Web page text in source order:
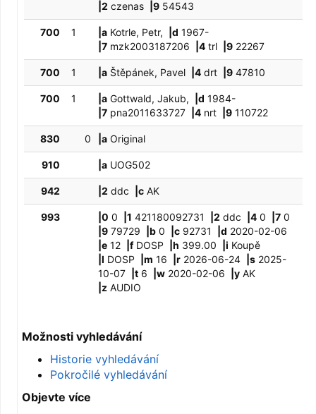
|2 czenas |9 54543
700 1 |a Kotrle, Petr, |d 1967-
|7 mzk2003187206 |4 trl |9 22267
700 1 |a Štěpánek, Pavel |4 drt |9 47810
700 1 |a Gottwald, Jakub, |d 1984-
|7 pna2011633727 |4 nrt |9 110722
830 0 |a Original
910 |a UOG502
942 |2 ddc |c AK
993 |0 0 |1 421180092731 |2 ddc |4 0 |7 0
|9 79729 |b 0 |c 92731 |d 2020-02-06
|e 12 |fDOSP |h 399.00 |i Koupě
|l DOSP |m 16 |r 2026-06-24 |s 2025-
10-07
|t 6 |w 2020-02-06 |y AK
|z AUDIO
Možnosti vyhledávání
Historie vyhledávání
Pokročilé vyhledávání
Objevte více